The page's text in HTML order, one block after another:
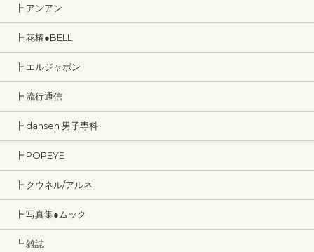
┣ アンアン
┣ 花椿●BELL
┣ エルジャポン
┣ 流行通信
┣ dansen 男子専科
┣ POPEYE
┣ クウネル/アルネ
┣ 写真集●ムック
┗ 雑誌